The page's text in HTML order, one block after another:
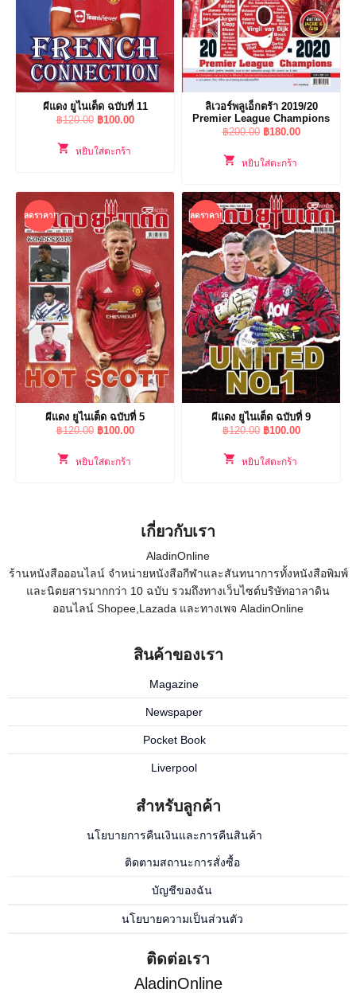
ผีแดง ยูไนเต็ด ฉบับที่ 11
฿120.00 Original
was:
฿100.00Current
หยิบใส่ตะกร้า
ลิเวอร์พลูเอ็กตร้า 2019/20
Premier League Champions
฿200.00 Original
was:
฿180.00Current
หยิบใส่ตะกร้า
ลดราคา!
ผีแดง ยูไนเต็ด ฉบับที่ 5
฿120.00 Original
was:
฿100.00Current
หยิบใส่ตะกร้า
ลดราคา!
ผีแดง ยูไนเต็ด ฉบับที่ 9
฿120.00 Original
was:
฿100.00Current
หยิบใส่ตะกร้า
เกี่ยวกับเรา
AladinOnline
ร้านหนังสือออนไลน์ จำหน่ายหนังสือกีฬาและสันทนาการทั้งหนังสือพิมพ์
และนิตยสารมากกว่า 10 ฉบับ รวมถึงทางเว็บไซต์บริษัทอาลาดิน
ออนไลน์ Shopee,Lazada และทางเพจ AladinOnline
สินค้าของเรา
Magazine
Newspaper
Pocket Book
Liverpool
สำหรับลูกค้า
นโยบายการคืนเงินและการคืนสินค้า
ติดตามสถานะการสั่งซื้อ
บัญชีของฉัน
นโยบายความเป็นส่วนตัว
ติดต่อเรา
AladinOnline